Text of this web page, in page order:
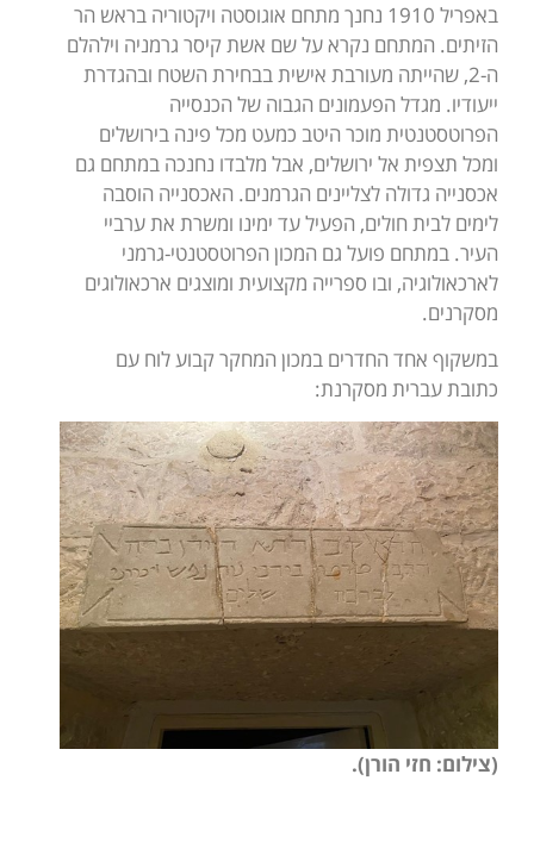
באפריל 1910 נחנך מתחם אוגוסטה ויקטוריה בראש הר
הזיתים. המתחם נקרא על שם אשת קיסר גרמניה וילהלם
ה-2, שהייתה מעורבת אישית בבחירת השטח ובהגדרת
ייעודיו. מגדל הפעמונים הגבוה של הכנסייה
הפרוטסטנטית מוכר היטב כמעט מכל פינה בירושלים
ומכל תצפית אל ירושלים, אבל מלבדו נחנכה במתחם גם
אכסנייה גדולה לצליינים הגרמנים. האכסנייה הוסבה
לימים לבית חולים, הפעיל עד ימינו ומשרת את ערביי
העיר. במתחם פועל גם המכון הפרוטסטנטי-גרמני
לארכאולוגיה, ובו ספרייה מקצועית ומוצגים ארכאולוגים
מסקרנים.
במשקוף אחד החדרים במכון המחקר קבוע לוח עם
כתובת עברית מסקרנת:
(צילום: חזי הורן).